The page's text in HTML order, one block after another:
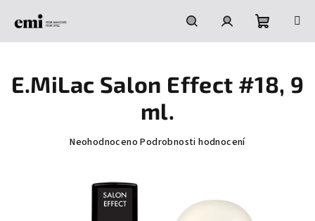
HledatPřihlášeníNákupní
košík
E.MiLac Salon Effect #18, 9
ml.
Průměrné
Neohodnoceno Podrobnosti hodnocení